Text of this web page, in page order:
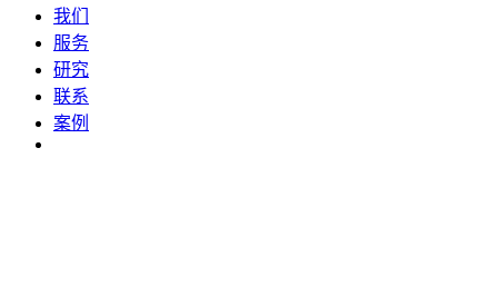
我们
服务
研究
联系
案例